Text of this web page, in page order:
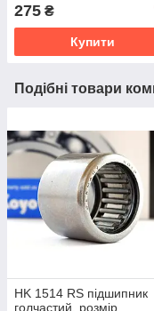
275 ₴
Купити
Подібні товари
HK 1514 RS підшипник
голчастий, розмір